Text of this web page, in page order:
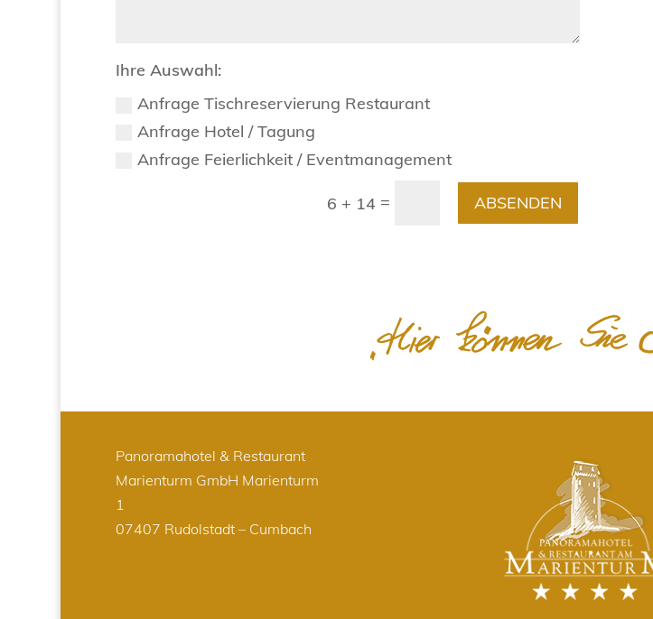
Ihre Auswahl:
Anfrage Tischreservierung Restaurant
Anfrage Hotel / Tagung
Anfrage Feierlichkeit / Eventmanagement
6 + 14 = ABSENDEN
Panoramahotel & Restaurant
Marienturm GmbH Marienturm
1
07407 Rudolstadt – Cumbach